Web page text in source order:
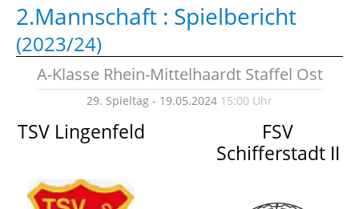
2.Mannschaft : Spielbericht
(2023/24)
A-Klasse Rhein-Mittelhaardt Staffel Ost
29. Spieltag - 19.05.2024 15:00 Uhr
TSV Lingenfeld
FSV
Schifferstadt II